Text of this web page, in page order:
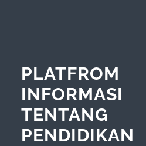
PLATFROM
INFORMASI
TENTANG
PENDIDIKAN